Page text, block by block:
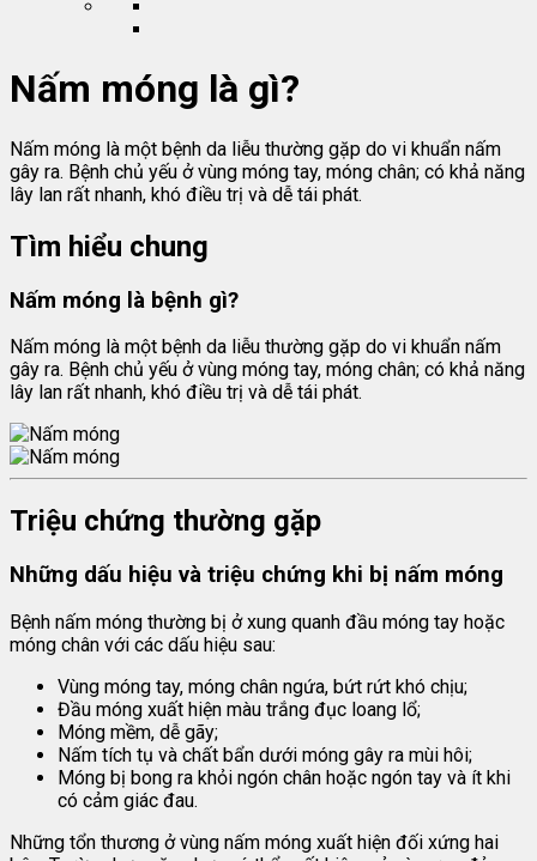
Nấm móng là gì?
Nấm móng là một bệnh da liễu thường gặp do vi khuẩn nấm
gây ra. Bệnh chủ yếu ở vùng móng tay, móng chân; có khả năng
lây lan rất nhanh, khó điều trị và dễ tái phát.
Tìm hiểu chung
Nấm móng là bệnh gì?
Nấm móng là một bệnh da liễu thường gặp do vi khuẩn nấm
gây ra. Bệnh chủ yếu ở vùng móng tay, móng chân; có khả năng
lây lan rất nhanh, khó điều trị và dễ tái phát.
Triệu chứng thường gặp
Những dấu hiệu và triệu chứng khi bị nấm móng
Bệnh nấm móng thường bị ở xung quanh đầu móng tay hoặc
móng chân với các dấu hiệu sau:
Vùng móng tay, móng chân ngứa, bứt rứt khó chịu;
Đầu móng xuất hiện màu trắng đục loang lổ;
Móng mềm, dễ gãy;
Nấm tích tụ và chất bẩn dưới móng gây ra mùi hôi;
Móng bị bong ra khỏi ngón chân hoặc ngón tay và ít khi
có cảm giác đau.
Những tổn thương ở vùng nấm móng xuất hiện đối xứng hai